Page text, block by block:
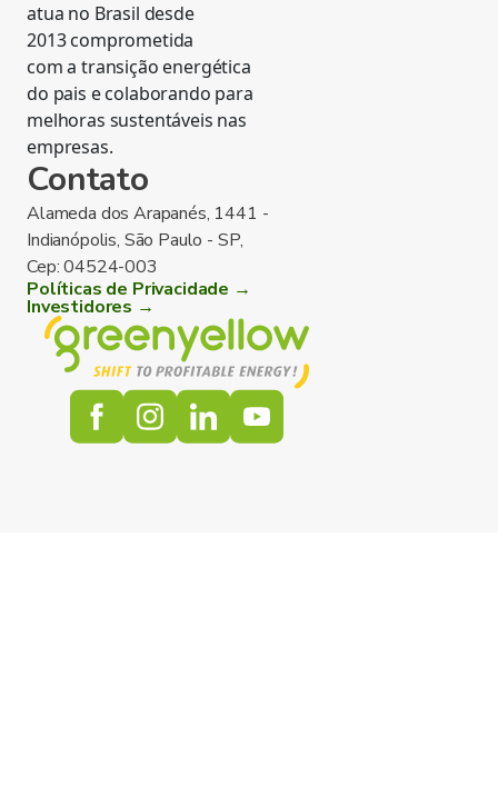
atua no Brasil desde
2013 comprometida
com a transição energética
do pais e colaborando para
melhoras sustentáveis nas
empresas.
Contato
Alameda dos Arapanés, 1441 -
Indianópolis, São Paulo - SP,
Cep: 04524-003
Políticas de Privacidade →
Investidores →